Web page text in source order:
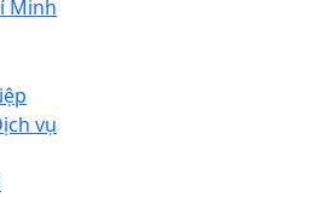
Minh
vụ